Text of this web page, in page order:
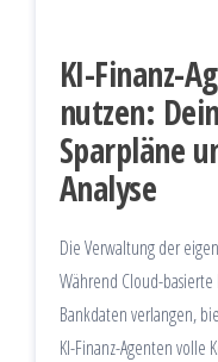
KI-Finanz-
nutzen:
Sparpläne
Analyse
Die Verwaltung der
Während Cloud-basierte
Bankdaten verlangen,
KI-Finanz-Agenten